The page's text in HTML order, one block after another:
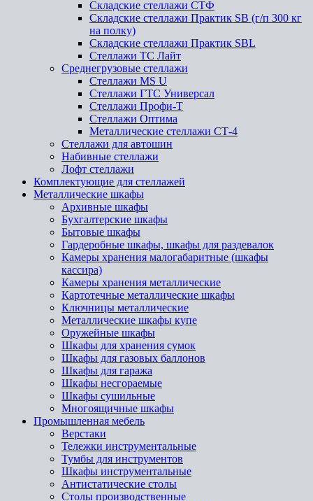
Складские стеллажи СТФ
Складские стеллажи Практик SB (г/п 300 кг
на полку)
Складские стеллажи Практик SBL
Стеллажи ТС Лайт
Среднегрузовые стеллажи
Стеллажи MS U
Стеллажи ГТС Универсал
Стеллажи Профи-Т
Стеллажи Оптима
Металлические стеллажи СТ-4
Стеллажи для автошин
Набивные стеллажи
Лофт стеллажи
Комплектующие для стеллажей
Металлические шкафы
Архивные шкафы
Бухгалтерские шкафы
Бытовые шкафы
Гардеробные шкафы, шкафы для раздевалок
Камеры хранения малогабаритные (шкафы
кассира)
Камеры хранения металлические
Картотечные металлические шкафы
Ключницы металлические
Металлические шкафы купе
Оружейные шкафы
Шкафы для хранения сумок
Шкафы для газовых баллонов
Шкафы для гаража
Шкафы несгораемые
Шкафы сушильные
Многоящичные шкафы
Промышленная мебель
Верстаки
Тележки инструментальные
Тумбы для инструментов
Шкафы инструментальные
Антистатические столы
Столы производственные